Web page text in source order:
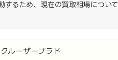
するため、現在の買取相場について
ルーザープラド